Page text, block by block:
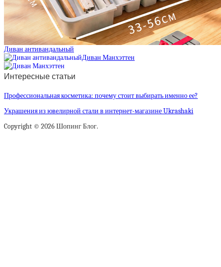
Диван антивандальный
Диван Манхэттен
Интересные статьи
Профессиональная косметика: почему стоит выбирать именно ее?
Украшения из ювелирной стали в интернет-магазине Ukrashaki
Copyright © 2026 Шопинг Блог.